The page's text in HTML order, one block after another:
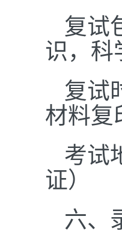
复试
识，科
复试
材料复
考试
证）
六、